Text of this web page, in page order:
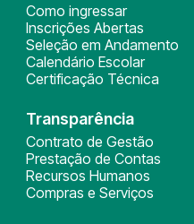
Como ingressar
Inscrições Abertas
Seleção em Andamento
Calendário Escolar
Certificação Técnica
Transparência
Contrato de Gestão
Prestação de Contas
Recursos Humanos
Compras e Serviços